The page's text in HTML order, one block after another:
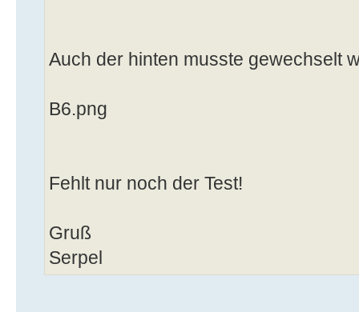
Auch der hinten musste gewechselt
B6.png
Fehlt nur noch der Test!
Gruß
Serpel